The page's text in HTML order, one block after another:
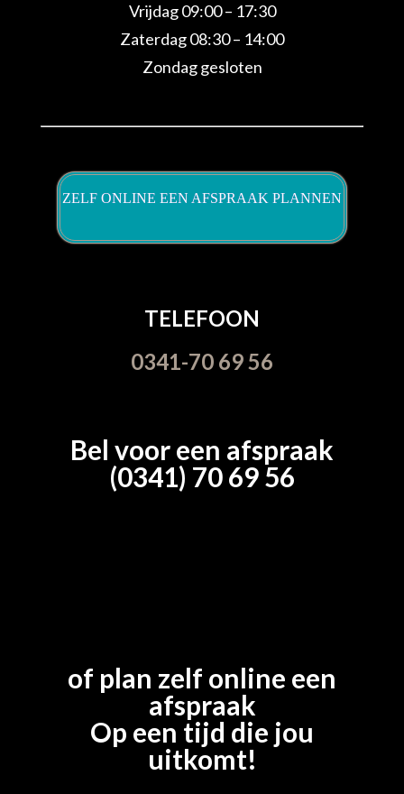
Vrijdag 09:00 – 17:30
Zaterdag 08:30 – 14:00
Zondag gesloten
ZELF ONLINE EEN AFSPRAAK PLANNEN
TELEFOON
0341-70 69 56
Bel voor een afspraak
(0341) 70 69 56
of plan zelf online een
afspraak
Op een tijd die jou
uitkomt!